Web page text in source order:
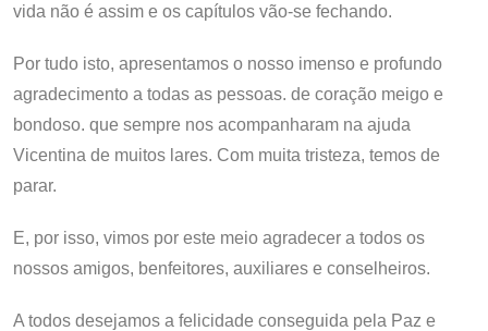
vida não é assim e os capítulos vão-se fechando.
Por tudo isto, apresentamos o nosso imenso e profundo
agradecimento a todas as pessoas. de coração meigo e
bondoso. que sempre nos acompanharam na ajuda
Vicentina de muitos lares. Com muita tristeza, temos de
parar.
E, por isso, vimos por este meio agradecer a todos os
nossos amigos, benfeitores, auxiliares e conselheiros.
A todos desejamos a felicidade conseguida pela Paz e